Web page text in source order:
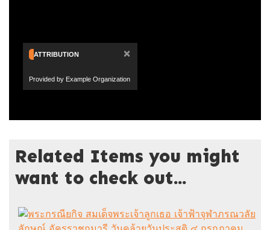
ATTRIBUTION ×
Provided by Example Organization
Related Items you might
want to check out...